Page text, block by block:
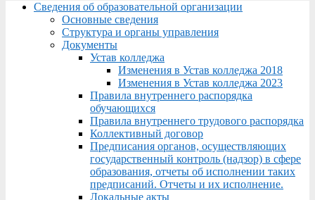
Menu
Сведения об образовательной организации
Основные сведения
Структура и органы управления
Документы
Устав колледжа
Изменения в Устав колледжа 2018
Изменения в Устав колледжа 2023
Правила внутреннего распорядка
обучающихся
Правила внутреннего трудового распорядка
Коллективный договор
Предписания органов, осуществляющих
государственный контроль (надзор) в сфере
образования, отчеты об исполнении таких
предписаний. Отчеты и их исполнение.
Локальные акты